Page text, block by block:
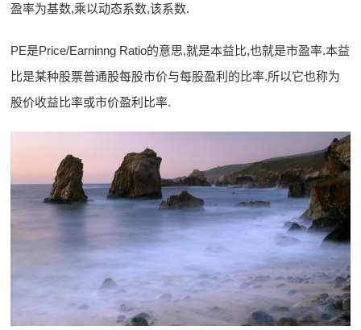
盈率为基数,乘以动态系数,该系数.
PE是Price/Earninng Ratio的意思,就是本益比,也就是市盈率.本益
比是某种股票普通股每股市价与每股盈利的比率.所以它也称为
股价收益比率或市价盈利比率.